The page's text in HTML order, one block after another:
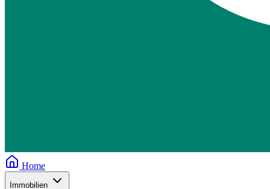
Home
Immobilien